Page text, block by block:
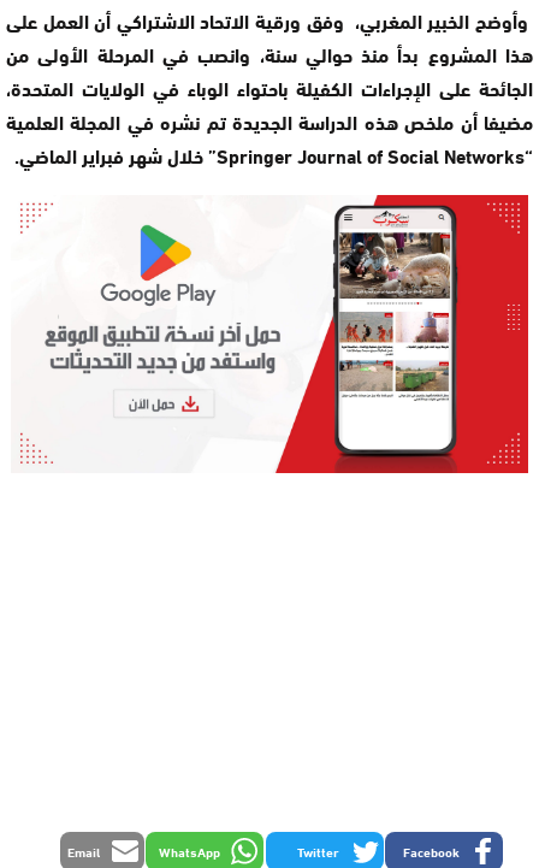
وأوضح الخبير المغربي، وفق ورقية الاتحاد الاشتراكي أن العمل على
هذا المشروع بدأ منذ حوالي سنة، وانصب في المرحلة الأولى من
الجائحة على الإجراءات الكفيلة باحتواء الوباء في الولايات المتحدة،
مضيفا أن ملخص هذه الدراسة الجديدة تم نشره في المجلة العلمية
“Springer Journal of Social Networks” خلال شهر فبراير الماضي.
Facebook
Twitter
WhatsApp
Email